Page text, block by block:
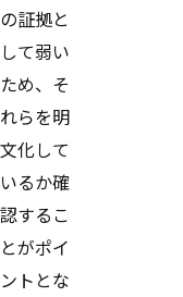
の証拠と
して弱い
ため、そ
れらを明
文化して
いるか確
認するこ
とがポイ
ントとな